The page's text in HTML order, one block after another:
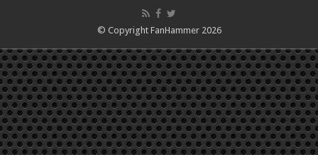
© Copyright FanHammer 2026